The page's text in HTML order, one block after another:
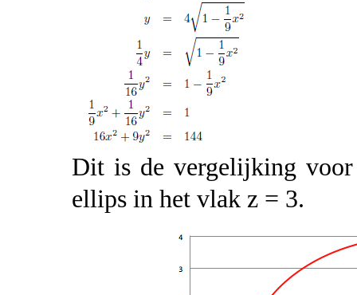
Dit is de vergelijking
ellips in het vlak z = 3.